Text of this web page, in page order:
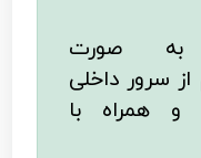
به صورت
سرور داخلی
و همراه با